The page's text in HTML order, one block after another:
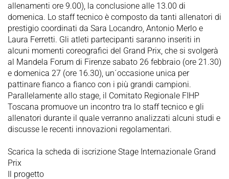
allenamenti ore 9.00), la conclusione alle 13.00 di
domenica. Lo staff tecnico è composto da tanti allenatori di
prestigio coordinati da Sara Locandro, Antonio Merlo e
Laura Ferretti. Gli atleti partecipanti saranno inseriti in
alcuni momenti coreografici del Grand Prix, che si svolgerà
al Mandela Forum di Firenze sabato 26 febbraio (ore 21.30)
e domenica 27 (ore 16.30), un´occasione unica per
pattinare fianco a fianco con i più grandi campioni.
Parallelamente allo stage, il Comitato Regionale FIHP
Toscana promuove un incontro tra lo staff tecnico e gli
allenatori durante il quale verranno analizzati alcuni studi e
discusse le recenti innovazioni regolamentari.
Scarica la scheda di iscrizione Stage Internazionale Grand
Prix
Il progetto